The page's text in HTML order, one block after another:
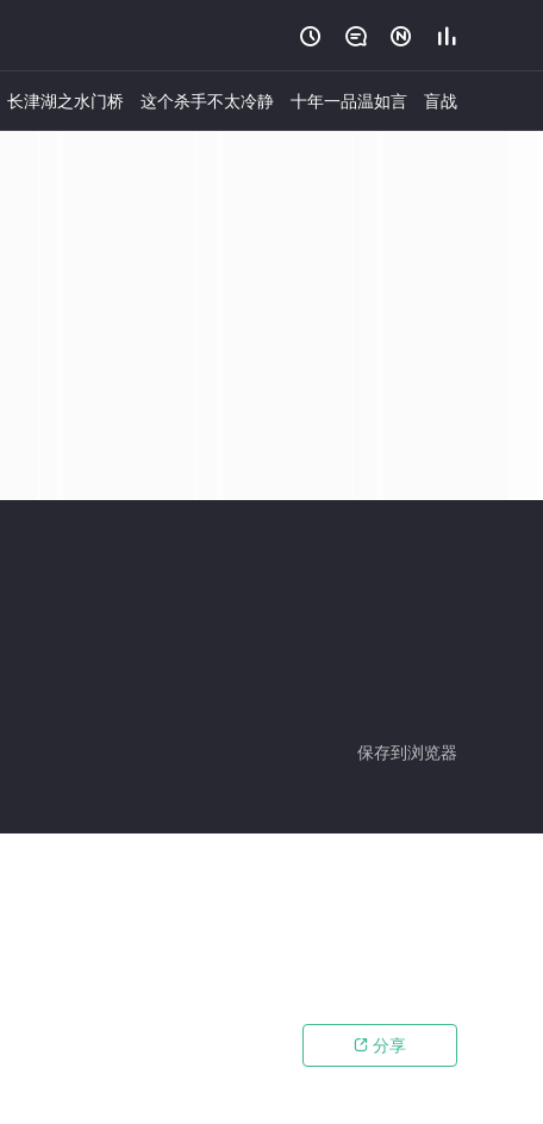
   
长津湖之水门桥 这个杀手不太冷静 十年一品温如言 盲战
保存到浏览器
 分享